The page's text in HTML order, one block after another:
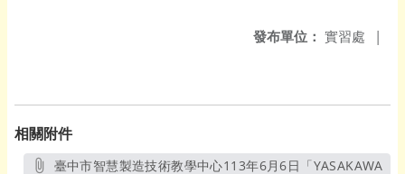
發布單位： 實習處 |
相關附件